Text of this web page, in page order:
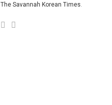
The Savannah Korean Times.